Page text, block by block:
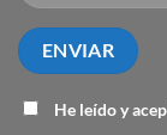
He leído y